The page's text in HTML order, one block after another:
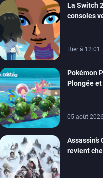
La Switch
consoles
Hier à 12:01
Pokémon
Plongée
05 août
revient